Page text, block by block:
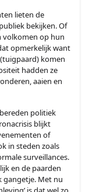
lieten de
bekijken. Of
volkomen op hun
opmerkelijk want
komen
hadden ze
aaien en
politiek
blijkt
of
in steden zoals
surveillances.
en de paarden
gangetje. Met nu